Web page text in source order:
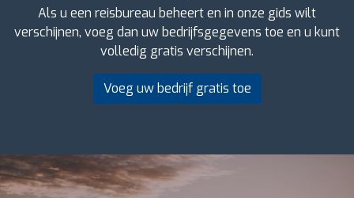
Als u een reisbureau beheert en in onze gids wilt
verschijnen, voeg dan uw bedrijfsgegevens toe en u kunt
volledig gratis verschijnen.
Voeg uw bedrijf gratis toe